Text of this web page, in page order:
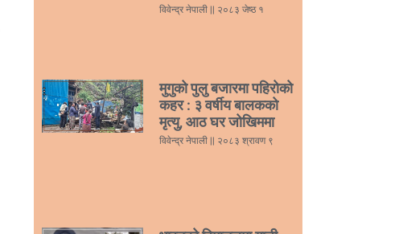
विवेन्द्र नेपाली २०८३ जेष्ठ १
मुगुको पुलु बजारमा पहिरोको
कहर : ३ वर्षीय बालकको
मृत्यु, आठ घर जोखिममा
विवेन्द्र नेपाली २०८३ श्रावण ९